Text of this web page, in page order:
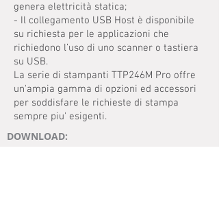
genera elettricità statica;
- Il collegamento USB Host è disponibile
su richiesta per le applicazioni che
richiedono l’uso di uno scanner o tastiera
su USB.
La serie di stampanti TTP246M Pro offre
un'ampia gamma di opzioni ed accessori
per soddisfare le richieste di stampa
sempre piu' esigenti.
DOWNLOAD: